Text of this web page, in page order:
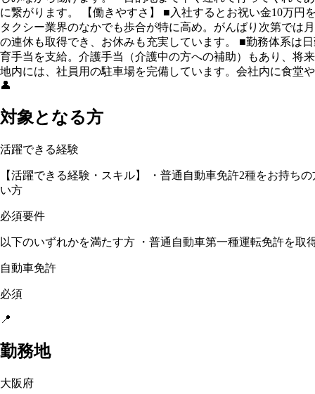
に繋がります。 【働きやすさ】 ■入社するとお祝い金10万
タクシー業界のなかでも歩合が特に高め。がんばり次第では
の連休も取得でき、お休みも充実しています。 ■勤務体系は
育手当を支給。介護手当（介護中の方への補助）もあり、将
地内には、社員用の駐車場を完備しています。会社内に食堂
👤
対象となる方
活躍できる経験
【活躍できる経験・スキル】 ・普通自動車免許2種をお持ち
い方
必須要件
以下のいずれかを満たす方 ・普通自動車第一種運転免許を
自動車免許
必須
📍
勤務地
大阪府